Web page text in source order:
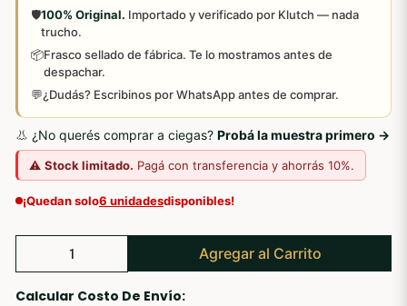
🛡️100% Original. Importado y verificado por Klutch — nada
trucho.
📦Frasco sellado de fábrica. Te lo mostramos antes de
despachar.
💬¿Dudás? Escribinos por WhatsApp antes de comprar.
👃 ¿No querés comprar a ciegas? Probá la muestra primero →
⚠️ Stock limitado. Pagá con transferencia y ahorrás 10%.
¡Quedan solo6 unidadesdisponibles!
Agregar al Carrito
Calcular Costo De Envío: